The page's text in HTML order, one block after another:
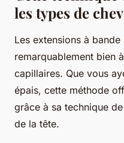
les types de
Les extensions à
remarquablement bien
capillaires. Que vous
épais, cette méthode
grâce à sa technique
de la tête.